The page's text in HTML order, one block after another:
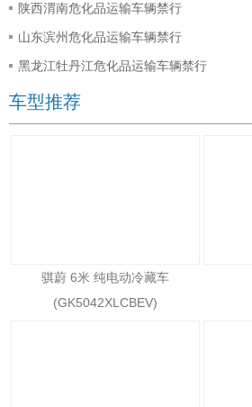
陕西渭南危化品运输车辆禁行
山东滨州危化品运输车辆禁行
黑龙江牡丹江危化品运输车辆禁行
车型推荐
骐蔚 6米 纯电动冷藏车
(GK5042XLCBEV)